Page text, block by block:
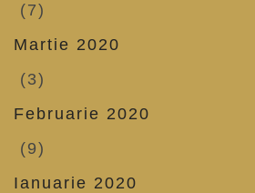
(7)
Martie 2020
(3)
Februarie 2020
(9)
Ianuarie 2020